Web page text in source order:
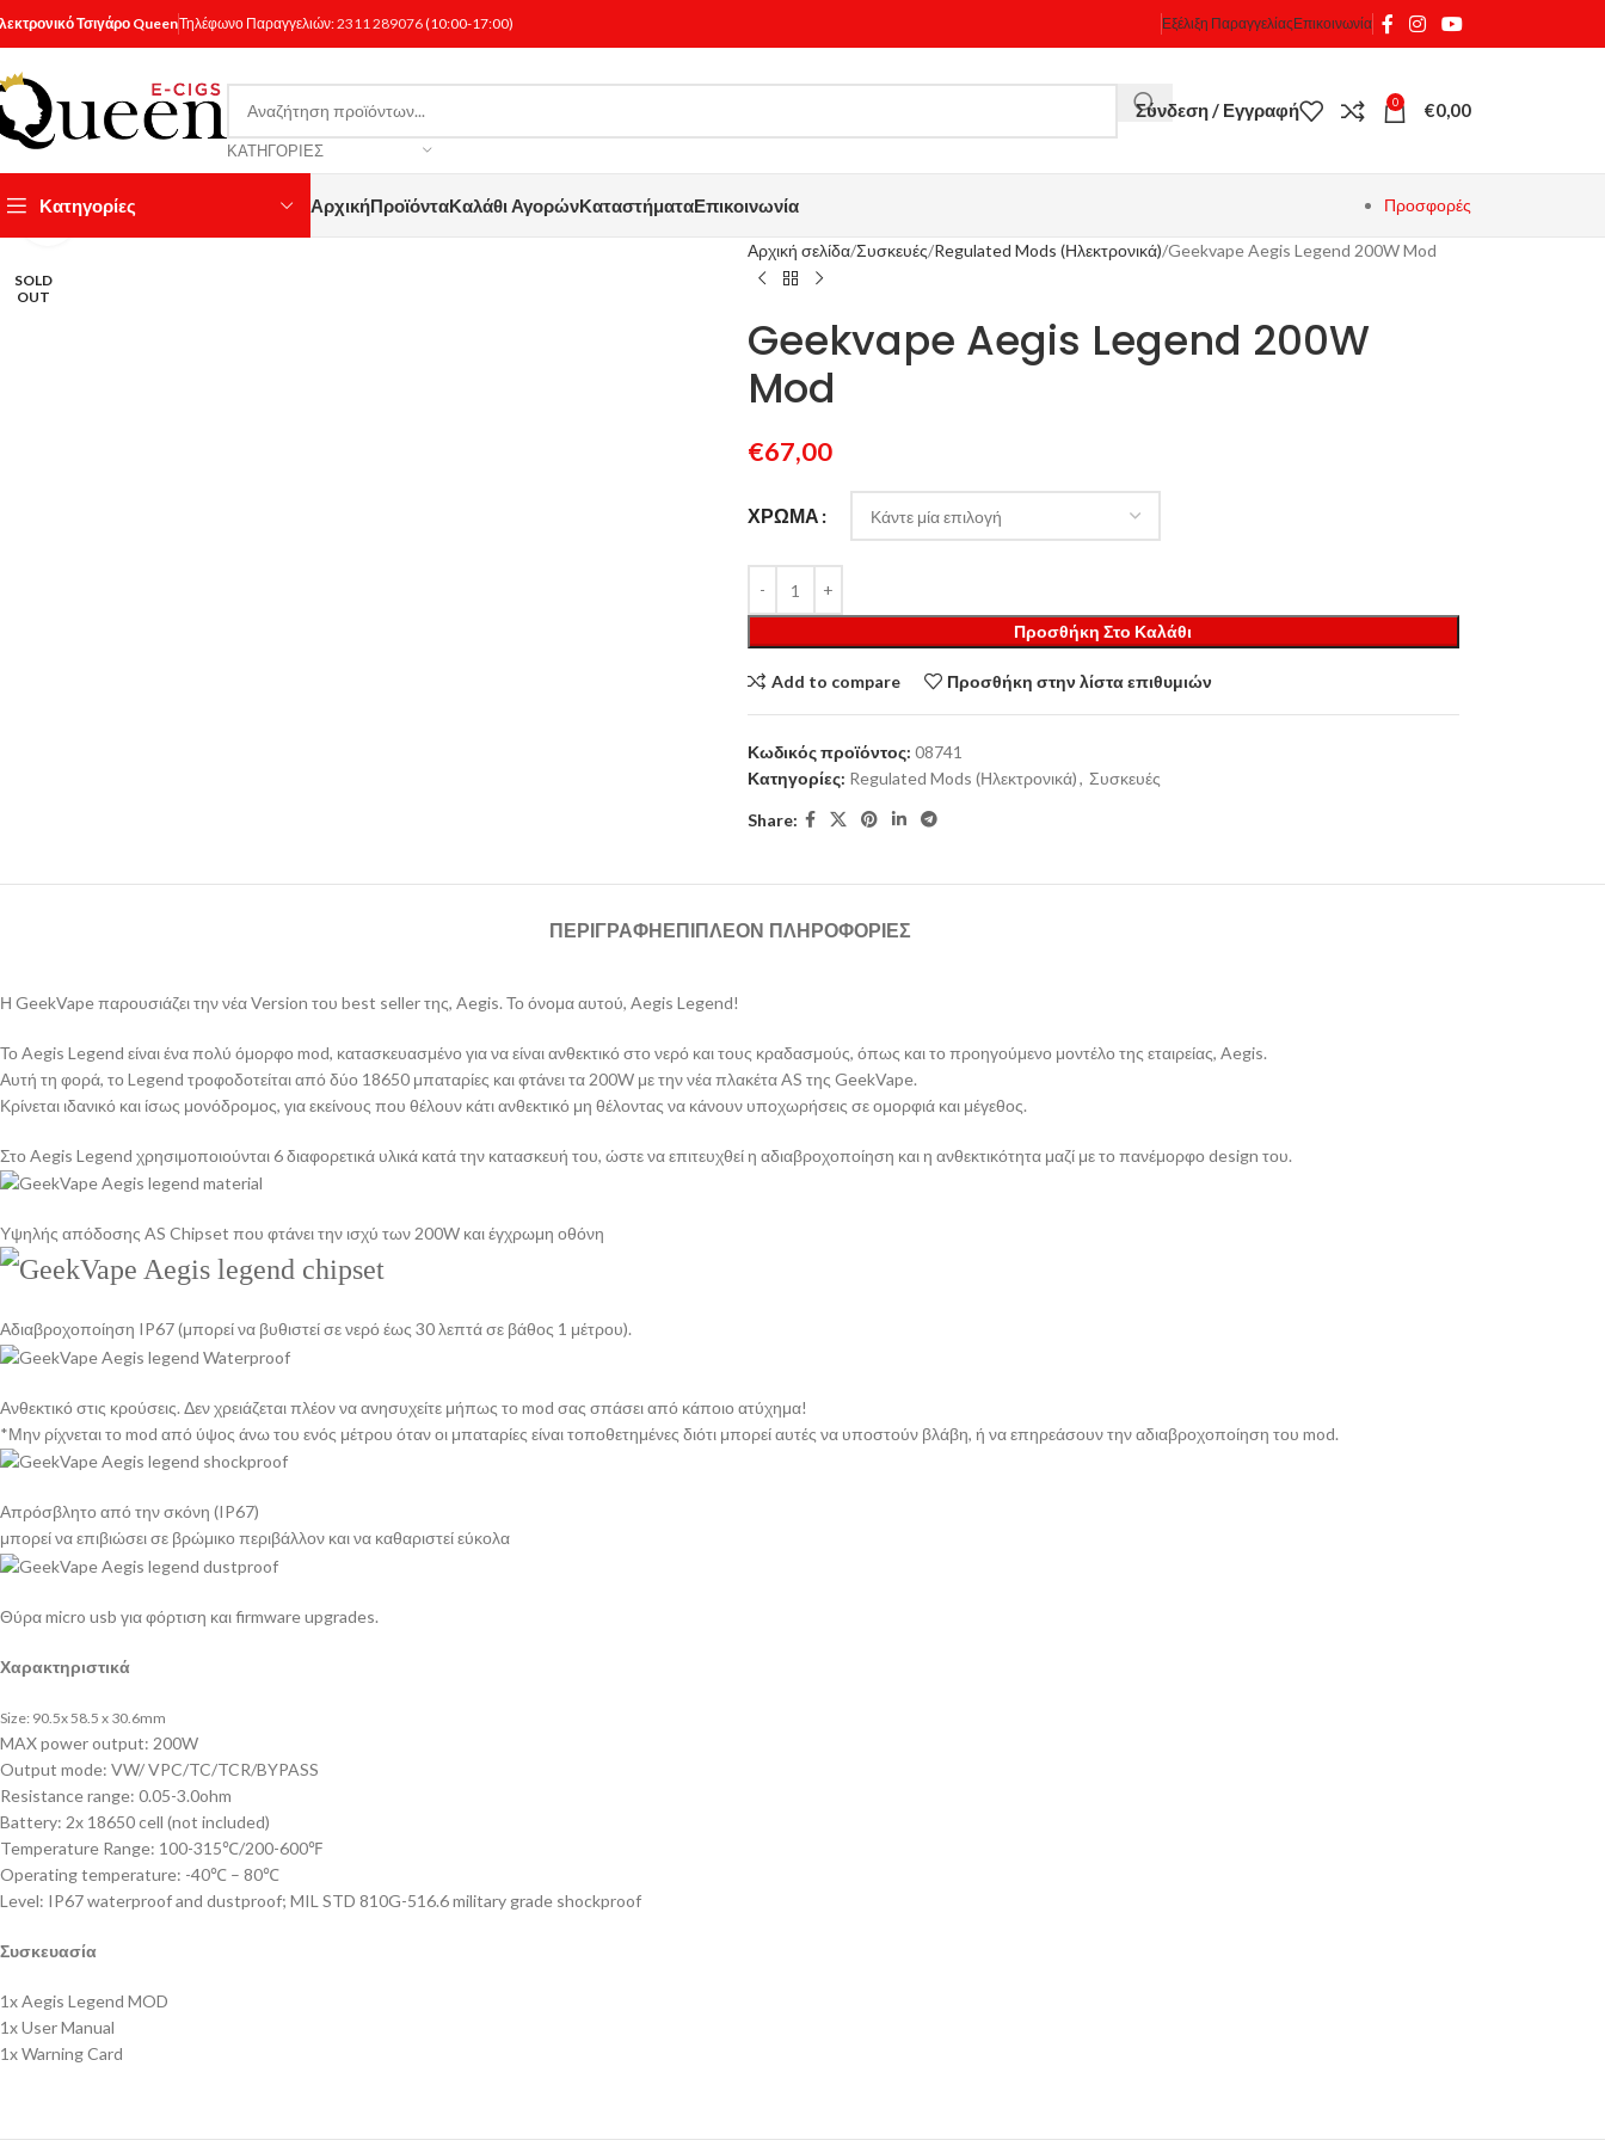
Τσιγάρο QueenΤηλέφωνο Παραγγελιών:2311 289076(10:00-17:00) Εξέλιξη ΠαραγγελίαςΕπικοινωνία
ΚΑΤΗΓΟΡΊΕΣ
Σύνδεση / Εγγραφή 0 €0,00
Κατηγορίες ΑρχικήΠροϊόνταΚαλάθι ΑγορώνΚαταστήματαΕπικοινωνία Προσφορές
SOLD
OUT
Κάντε κλικ για μεγέθυνση
Αρχική σελίδα Συσκευές Regulated Mods (Ηλεκτρονικά) Geekvape Aegis Legend 200W Mod
Geekvape Aegis Legend 200W
Mod
€67,00
ΧΡΏΜΑ
Προσθήκη Στο Καλάθι
Add to compare Προσθήκη στην λίστα επιθυμιών
Κωδικός προϊόντος: 08741
Κατηγορίες: Regulated Mods (Ηλεκτρονικά), Συσκευές
Share:
ΠΕΡΙΓΡΑΦΉΕΠΙΠΛΈΟΝ ΠΛΗΡΟΦΟΡΊΕΣ
Η GeekVape παρουσιάζει την νέα Version του best seller της, Aegis. Το όνομα αυτού, Aegis Legend!
Το Aegis Legend είναι ένα πολύ όμορφο mod, κατασκευασμένο για να είναι ανθεκτικό στο νερό και τους κραδασμούς, όπως και το προηγούμενο μοντέλο της εταιρείας, Aegis.
Αυτή τη φορά, το Legend τροφοδοτείται από δύο 18650 μπαταρίες και φτάνει τα 200W με την νέα πλακέτα AS της GeekVape.
Κρίνεται ιδανικό και ίσως μονόδρομος, για εκείνους που θέλουν κάτι ανθεκτικό μη θέλοντας να κάνουν υποχωρήσεις σε ομορφιά και μέγεθος.
Στο Aegis Legend χρησιμοποιούνται 6 διαφορετικά υλικά κατά την κατασκευή του, ώστε να επιτευχθεί η αδιαβροχοποίηση και η ανθεκτικότητα μαζί με το πανέμορφο design του.
Υψηλής απόδοσης AS Chipset που φτάνει την ισχύ των 200W και έγχρωμη οθόνη
Αδιαβροχοποίηση IP67 (μπορεί να βυθιστεί σε νερό έως 30 λεπτά σε βάθος 1 μέτρου).
Ανθεκτικό στις κρούσεις. Δεν χρειάζεται πλέον να ανησυχείτε μήπως το mod σας σπάσει από κάποιο ατύχημα!
*Μην ρίχνεται το mod από ύψος άνω του ενός μέτρου όταν οι μπαταρίες είναι τοποθετημένες διότι μπορεί αυτές να υποστούν βλάβη, ή να επηρεάσουν την αδιαβροχοποίηση του mod.
Απρόσβλητο από την σκόνη (IP67)
μπορεί να επιβιώσει σε βρώμικο περιβάλλον και να καθαριστεί εύκολα
Θύρα micro usb για φόρτιση και firmware upgrades.
Χαρακτηριστικά
Size: 90.5x 58.5 x 30.6mm
MAX power output: 200W
Output mode: VW/ VPC/TC/TCR/BYPASS
Resistance range: 0.05-3.0ohm
Battery: 2x 18650 cell (not included)
Temperature Range: 100-315℃/200-600℉
Operating temperature: -40℃ – 80℃
Level: IP67 waterproof and dustproof; MIL STD 810G-516.6 military grade shockproof
Συσκευασία
1x Aegis Legend MOD
1x User Manual
1x Warning Card